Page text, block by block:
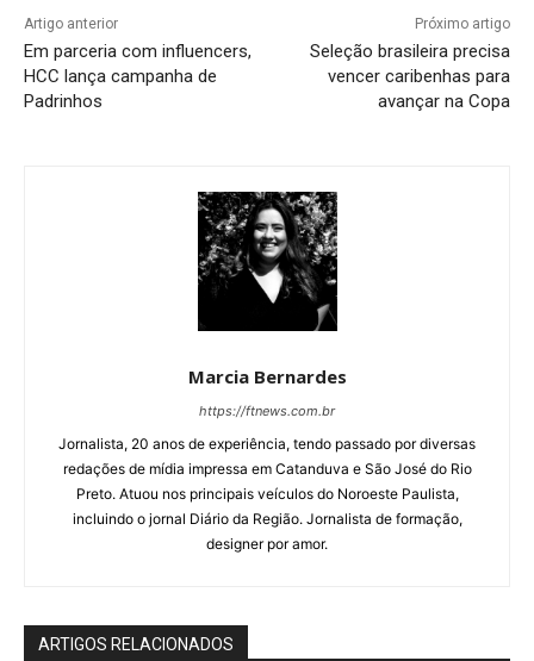
Artigo anterior
Em parceria com influencers,
HCC lança campanha de
Padrinhos
Próximo artigo
Seleção brasileira precisa
vencer caribenhas para
avançar na Copa
Marcia Bernardes
https://ftnews.com.br
Jornalista, 20 anos de experiência, tendo passado por diversas
redações de mídia impressa em Catanduva e São José do Rio
Preto. Atuou nos principais veículos do Noroeste Paulista,
incluindo o jornal Diário da Região. Jornalista de formação,
designer por amor.
ARTIGOS RELACIONADOS